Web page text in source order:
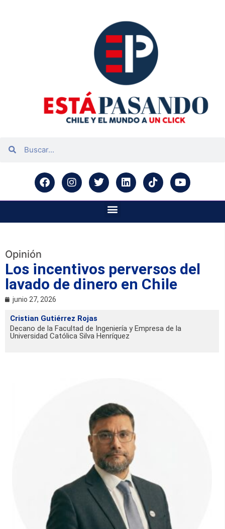
Opinión
Los incentivos perversos del
lavado de dinero en Chile
junio 27, 2026
Cristian Gutiérrez Rojas
Decano de la Facultad de Ingeniería y Empresa de la
Universidad Católica Silva Henríquez